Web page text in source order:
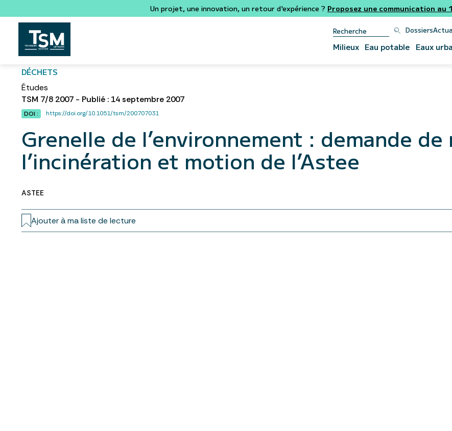
Un projet, une innovation, un retour d'expérience ? Proposez une communication au
Dossiers
Milieux Eau potable Eaux
DÉCHETS
Études
TSM 7/8 2007 - Publié : 14 septembre 2007
DOI : https://doi.org/10.1051/tsm/200707031
Grenelle de l’environnement : demande
l’incinération et motion de l’Astee
ASTEE
Ajouter à ma liste de lecture